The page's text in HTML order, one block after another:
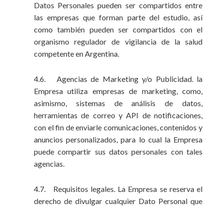
Datos Personales pueden ser compartidos entre
las empresas que forman parte del estudio, así
como también pueden ser compartidos con el
organismo regulador de vigilancia de la salud
competente en Argentina.
4.6. Agencias de Marketing y/o Publicidad. la
Empresa utiliza empresas de marketing, como,
asimismo, sistemas de análisis de datos,
herramientas de correo y API de notificaciones,
con el fin de enviarle comunicaciones, contenidos y
anuncios personalizados, para lo cual la Empresa
puede compartir sus datos personales con tales
agencias.
4.7. Requisitos legales. La Empresa se reserva el
derecho de divulgar cualquier Dato Personal que